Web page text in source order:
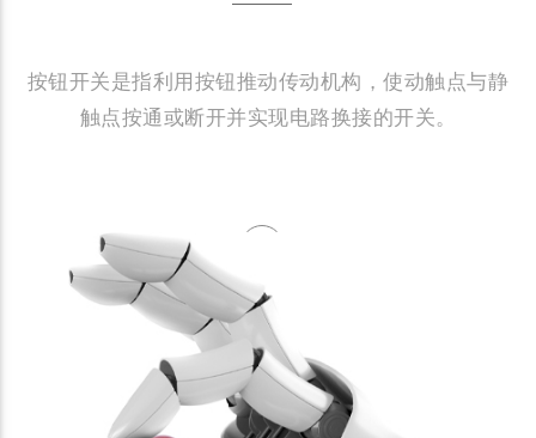
按钮开关是指利用按钮推动传动机构，使动触点与静
触点按通或断开并实现电路换接的开关。